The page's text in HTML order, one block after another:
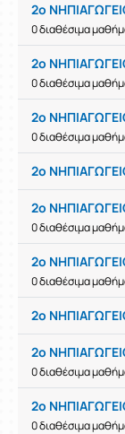
2ο
0 διαθέσιμα
2ο
0 διαθέσιμα
2ο
0 διαθέσιμα
2ο
2ο
0 διαθέσιμα
2ο
0 διαθέσιμα
2ο
2ο
0 διαθέσιμα
2ο
0 διαθέσιμα